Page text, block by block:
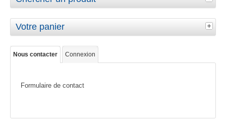
Votre panier
Nous contacter Connexion
Formulaire de contact